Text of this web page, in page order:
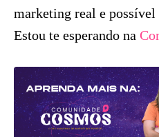
marketing real e possível
Estou te esperando na